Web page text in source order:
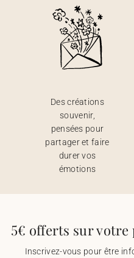
Des créations
souvenir,
pensées pour
partager et faire
durer vos
émotions
5€ offerts sur
Inscrivez-vous pour être